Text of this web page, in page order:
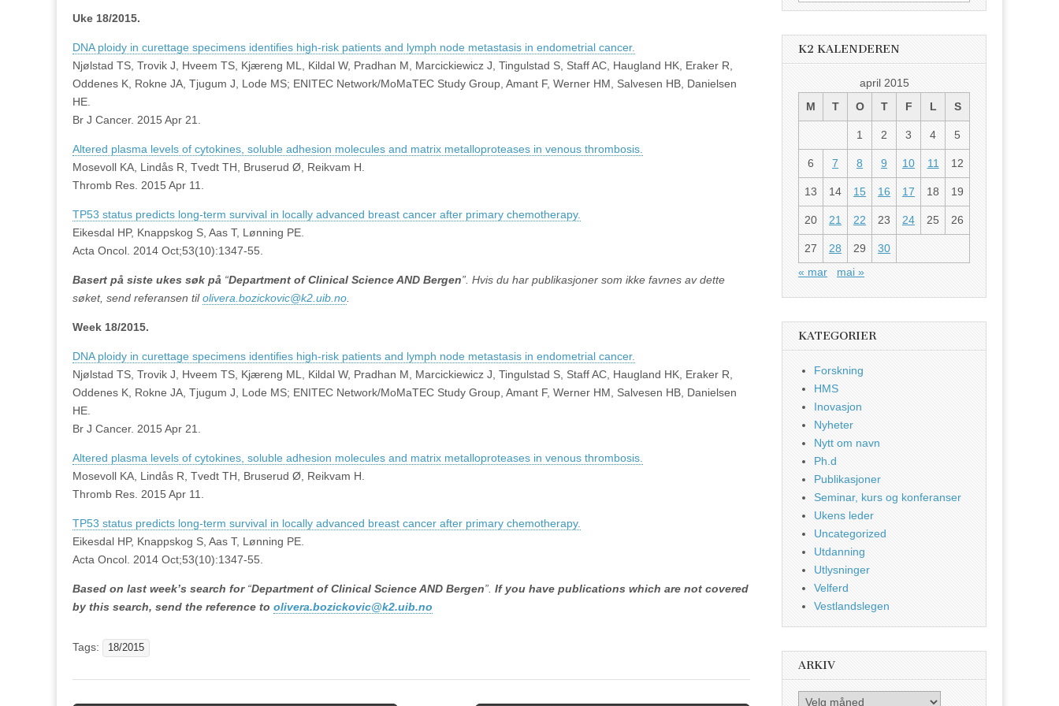
Uke 18/2015.
DNA ploidy in curettage specimens identifies high-risk patients and lymph node metastasis in endometrial cancer.
Njølstad TS, Trovik J, Hveem TS, Kjæreng ML, Kildal W, Pradhan M, Marcickiewicz J, Tingulstad S, Staff AC, Haugland HK, Eraker R,
Oddenes K, Rokne JA, Tjugum J, Lode MS; ENITEC Network/MoMaTEC Study Group, Amant F, Werner HM, Salvesen HB, Danielsen
HE.
Br J Cancer. 2015 Apr 21.
Altered plasma levels of cytokines, soluble adhesion molecules and matrix metalloproteases in venous thrombosis.
Mosevoll KA, Lindås R, Tvedt TH, Bruserud Ø, Reikvam H.
Thromb Res. 2015 Apr 11.
TP53 status predicts long-term survival in locally advanced breast cancer after primary chemotherapy.
Eikesdal HP, Knappskog S, Aas T, Lønning PE.
Acta Oncol. 2014 Oct;53(10):1347-55.
Basert på siste ukes søk på “Department of Clinical Science AND Bergen”. Hvis du har publikasjoner som ikke favnes av dette
søket, send referansen tilolivera.bozickovic@k2.uib.no
Week 18/2015.
DNA ploidy in curettage specimens identifies high-risk patients and lymph node metastasis in endometrial cancer.
Njølstad TS, Trovik J, Hveem TS, Kjæreng ML, Kildal W, Pradhan M, Marcickiewicz J, Tingulstad S, Staff AC, Haugland HK, Eraker R,
Oddenes K, Rokne JA, Tjugum J, Lode MS; ENITEC Network/MoMaTEC Study Group, Amant F, Werner HM, Salvesen HB, Danielsen
HE.
Br J Cancer. 2015 Apr 21.
Altered plasma levels of cytokines, soluble adhesion molecules and matrix metalloproteases in venous thrombosis.
Mosevoll KA, Lindås R, Tvedt TH, Bruserud Ø, Reikvam H.
Thromb Res. 2015 Apr 11.
TP53 status predicts long-term survival in locally advanced breast cancer after primary chemotherapy.
Eikesdal HP, Knappskog S, Aas T, Lønning PE.
Acta Oncol. 2014 Oct;53(10):1347-55.
Based on last week’s search for“Department of Clinical Science AND Bergen”. If you have publications which are not covered
by this search, send the reference to olivera.bozickovic@k2.uib.no
Tags: 18/2015
K2 KALENDEREN
april 2015
M
T O T F L S
1 2 3 4 5
6 7 8 9 10 11 12
13 14 15 16 17 18 19
20 21 22 23 24 25 26
27 28 29
30
« mar
mai »
KATEGORIER
Forskning
HMS
Inovasjon
Nyheter
Nytt om navn
Ph.d
Publikasjoner
Seminar, kurs og konferanser
Ukens leder
Uncategorized
Utdanning
Utlysninger
Velferd
Vestlandslegen
ARKIV
Arkiv